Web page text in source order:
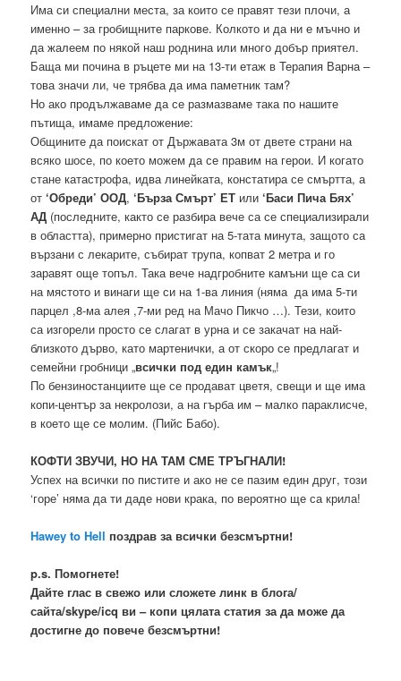
Има си специални места, за които се правят тези плочи, а
именно – за гробищните паркове. Колкото и да ни е мъчно и
да жалеем по някой наш роднина или много добър приятел.
Баща ми почина в ръцете ми на 13-ти етаж в Терапия Варна –
това значи ли, че трябва да има паметник там?
Но ако продължаваме да се размазваме така по нашите
пътища, имаме предложение:
Общините да поискат от Държавата 3м от двете страни на
всяко шосе, по което можем да се правим на герои. И когато
стане катастрофа, идва линейката, констатира се смъртта, а
от‘Обреди’ ООД,‘Бърза Смърт’ ЕТ или‘Баси Пича Бях’
АД (последните, както се разбира вече са се специализирали
в областта), примерно пристигат на 5-тата минута, защото са
вързани с лекарите, събират трупа, копват 2 метра и го
заравят още топъл. Така вече надгробните камъни ще са си
на мястото и винаги ще си на 1-ва линия (няма да има 5-ти
парцел ,8-ма алея ,7-ми ред на Мачо Пикчо …). Тези, които
са изгорели просто се слагат в урна и се закачат на най-
близкото дърво, като мартенички, а от скоро се предлагат и
семейни гробници „всички под един камък„!
По бензиностанциите ще се продават цветя, свещи и ще има
копи-център за некролози, а на гърба им – малко параклисче,
в което ще се молим. (Пийс Бабо).
КОФТИ ЗВУЧИ, НО НА ТАМ СМЕ ТРЪГНАЛИ!
Успех на всички по пистите и ако не се пазим един друг, този
‘горе’ няма да ти даде нови крака, по вероятно ще са крила!
Hawey to Hell поздрав за всички безсмъртни!
p.s. Помогнете!
Дайте глас в свежо или сложете линк в блога/
сайта/skype/icq ви – копи цялата статия за да може да
достигне до повече безсмъртни!